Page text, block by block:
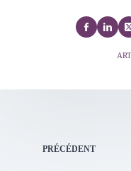
PRÉCÉDENT